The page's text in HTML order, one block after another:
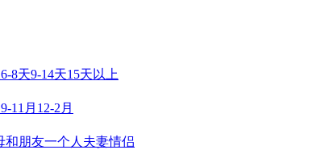
6-8天9-14天15天以上
9-11月 12-2月
和朋友一个人 夫妻情侣